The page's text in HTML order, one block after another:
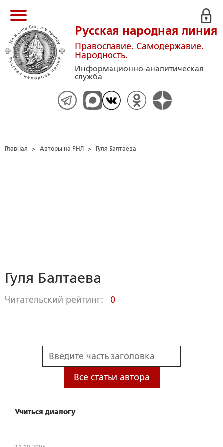
Русская народная линия
Православие. Самодержавие.
Народность.
Информационно-аналитическая
служба
Главная > Авторы на РНЛ > Гуля Балтаева
Гуля Балтаева
Читательский рейтинг: 0
Все статьи автора
Учиться диалогу